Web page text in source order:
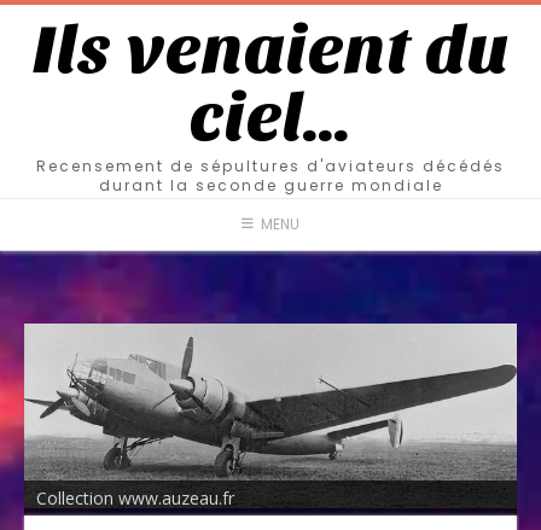
Ils venaient du
ciel…
Recensement de sépultures d'aviateurs décédés
durant la seconde guerre mondiale
MENU
Collection www.auzeau.fr